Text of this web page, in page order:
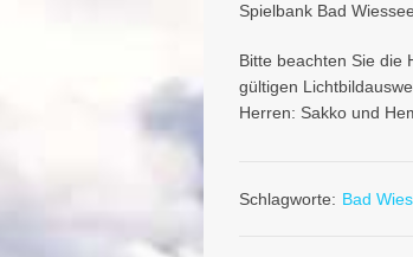
Spielbank Bad
Bitte beachten Sie die
gültigen
Herren: Sakko und
Schlagworte: Bad